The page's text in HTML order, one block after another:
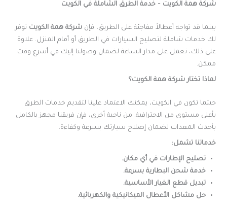
شركة همة الكويت – خدمة الطرق الشاملة في الكويت
بينما قد تواجه أعطالاً مفاجئة على الطريق، فإنشركة همة الكويت توفر
لك خدمات شاملة لتصليح السيارات في الطريق أو أمام المنزل. علاوة
على ذلك، نعمل على مدار الساعة لضمان وصولنا إليك في أسرع وقت
ممكن.
لماذا تختار شركة همة الكويت؟
حيثما تكون في الكويت، يمكنك الاعتماد علينا لتقديم خدمات الطرق
بأعلى مستوى من الاحترافية. من ناحية أخرى، فإن فريقنا مجهز بالكامل
بأحدث المعدات لضمان إصلاح سيارتك بسرعة وكفاءة.
خدماتنا تشمل:
تصليح الإطارات في أي مكان.
خدمة شحن البطارية بسرعة.
تبديل قطع الغيار الأساسية.
حل مشاكل الأعطال الميكانيكية والكهربائية.